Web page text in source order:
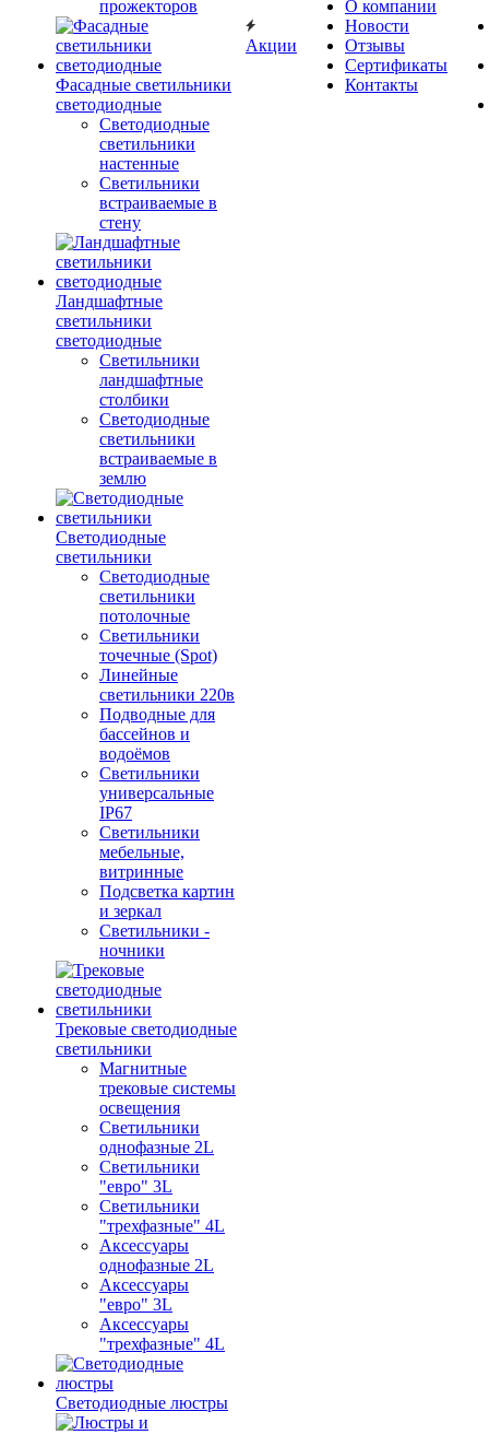
прожекторов
Фасадные светильники
светодиодные
Светодиодные
светильники
настенные
Светильники
встраиваемые в
стену
Ландшафтные
светильники
светодиодные
Светильники
ландшафтные
столбики
Светодиодные
светильники
встраиваемые в
землю
Светодиодные
светильники
Светодиодные
светильники
потолочные
Светильники
точечные (Spot)
Линейные
светильники 220в
Подводные для
бассейнов и
водоёмов
Светильники
универсальные
IP67
Светильники
мебельные,
витринные
Подсветка картин
и зеркал
Светильники -
ночники
Трековые светодиодные
светильники
Магнитные
трековые системы
освещения
Светильники
однофазные 2L
Светильники
"евро" 3L
Светильники
"трехфазные" 4L
Аксессуары
однофазные 2L
Аксессуары
"евро" 3L
Аксессуары
"трехфазные" 4L
Светодиодные люстры
Акции
О компании
Новости
Отзывы
Сертификаты
Контакты